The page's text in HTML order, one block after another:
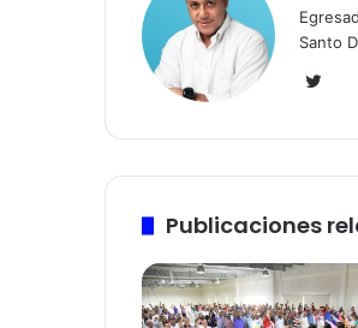
Santo
Publicaciones